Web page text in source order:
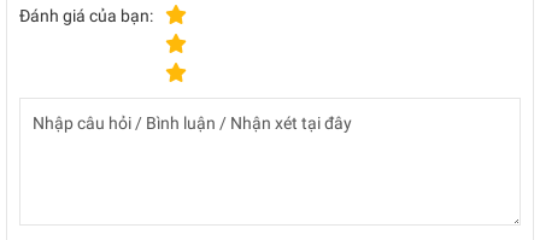
Đánh giá của bạn: